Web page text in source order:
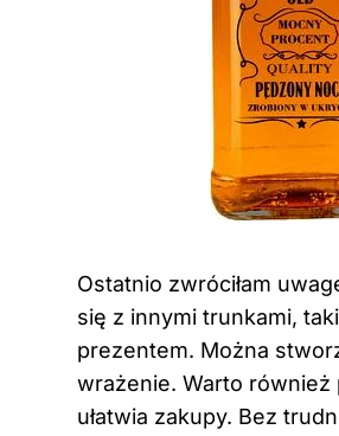
Ostatnio zwróciłam
się z innymi trunkami,
prezentem. Można
wrażenie. Warto również
ułatwia zakupy. Bez